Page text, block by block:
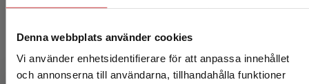
Denna webbplats använder cookies
Vi använder enhetsidentifierare för att anpassa innehållet
och annonserna till användarna, tillhandahålla funktioner
Fischbein, Siv (red.)
Exkl. moms: 366 kr